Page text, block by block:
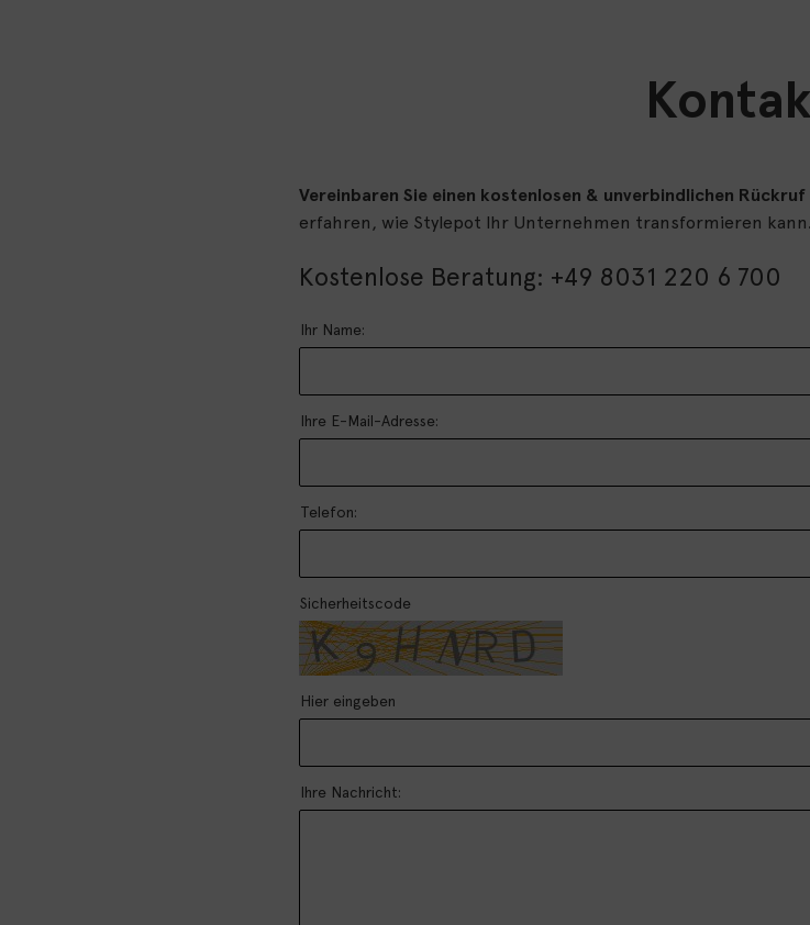
Vereinbaren Sie einen kostenlosen & unverbindlichen
erfahren, wie Stylepot Ihr Unternehmen transformieren kann.
Kostenlose Beratung: +49 8031 220 6 700
Ihr Name:
Ihre E-Mail-Adresse:
Telefon:
Sicherheitscode
Hier eingeben
Ihre Nachricht: